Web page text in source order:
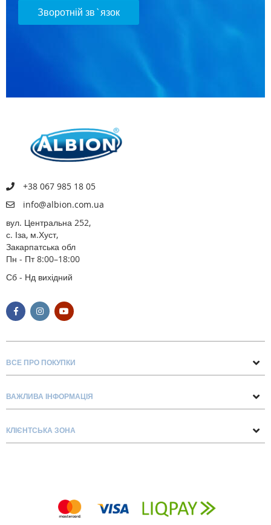
Зворотній зв`язок
+38 067 985 18 05
info@albion.com.ua
вул. Центральна 252,
с. Іза, м.Хуст,
Закарпатська обл
Пн - Пт 8:00–18:00
Сб - Нд вихідний
ВСЕ ПРО ПОКУПКИ
Про нас
Блог
ВАЖЛИВА ІНФОРМАЦІЯ
Доставка та оплата
КЛІЄНТСЬКА ЗОНА